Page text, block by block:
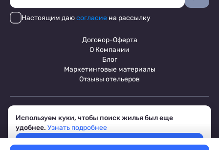
Настоящим даюсогласие на рассылку
Договор-Оферта
О Компании
Блог
Маркетинговые материалы
Отзывы отельеров
Российский сервис бронирования жилья, официальный сайт,
Обработка персональных данных
Условия бронирования объектов
Используем куки, чтобы поиск жилья был еще
удобнее. Узнать подробнее
Принять